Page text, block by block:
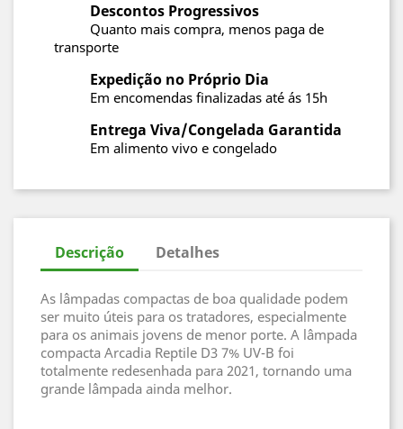
Descontos Progressivos
Quanto mais compra, menos paga de
transporte
Expedição no Próprio Dia
Em encomendas finalizadas até ás 15h
Entrega Viva/Congelada Garantida
Em alimento vivo e congelado
Descrição Detalhes
As lâmpadas compactas de boa qualidade podem
ser muito úteis para os tratadores, especialmente
para os animais jovens de menor porte. A lâmpada
compacta Arcadia Reptile D3 7% UV-B foi
totalmente redesenhada para 2021, tornando uma
grande lâmpada ainda melhor.